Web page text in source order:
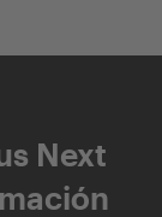
Next